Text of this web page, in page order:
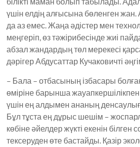
үшін елдің алғысына бөленген
да аз емес. Жаңа әдістер мен
меңгеріп, өз тәжірибесінде жиі
абзал жандардың төл мерекесі
дәрігер Абдусаттар Кучаковичті
– Бала – отбасының ізбасары
өміріне барынша
үшін ең алдымен ананың
Бұл тұста ең дұрыс шешім –
көбіне әйелдер жүкті екенін
тексеруден өте бастайды. Қазір